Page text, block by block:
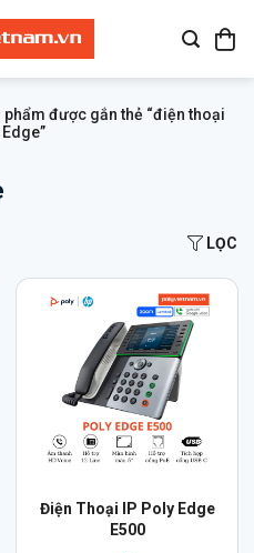
phẩm được gắn thẻ “điện thoại
LỌC
Điện Thoại IP Poly Edge
E500